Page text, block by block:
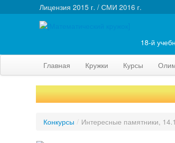
Лицензия 2015 г. / СМИ 2016 г.
18-й
Главная Кружки Курсы
Конкурсы / Интересные памятники,